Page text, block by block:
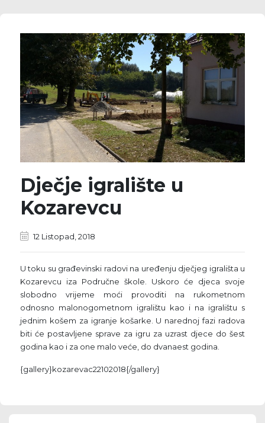
Dječje igralište u
Kozarevcu
12 Listopad, 2018
U toku su građevinski radovi na uređenju dječjeg igrališta u
Kozarevcu iza Područne škole. Uskoro će djeca svoje
slobodno vrijeme moći provoditi na rukometnom
odnosno malonogometnom igralištu kao i na igralištu s
jednim košem za igranje košarke. U narednoj fazi radova
biti će postavljene sprave za igru za uzrast djece do šest
godina kao i za one malo veće, do dvanaest godina.
{gallery}kozarevac22102018{/gallery}